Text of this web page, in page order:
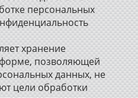
персональных
хранение
позволяющей
данных, не
цели обработки